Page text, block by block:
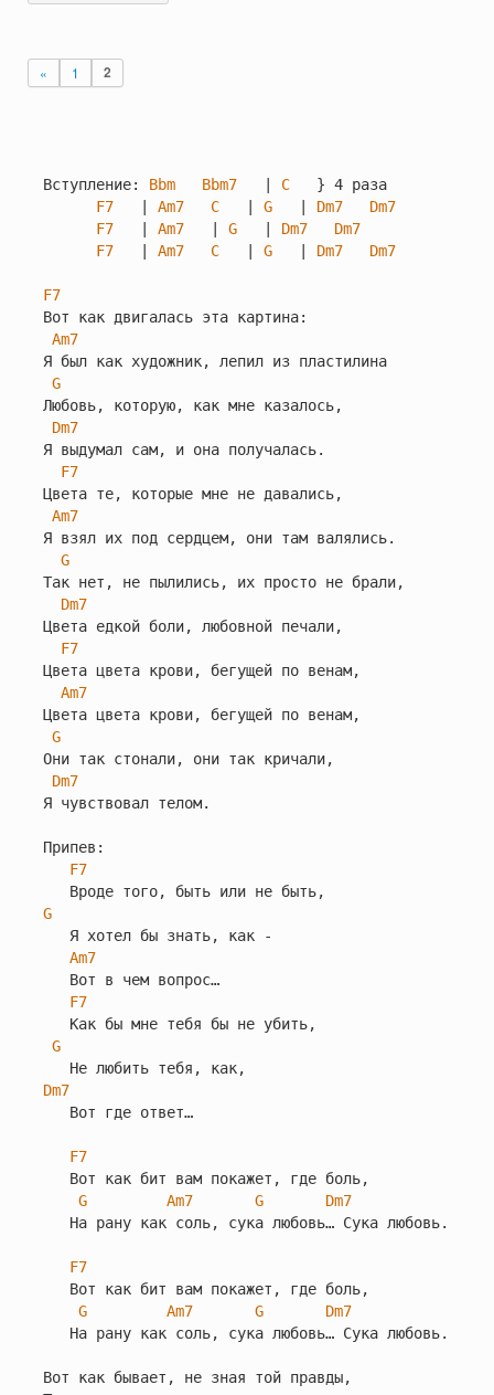
« 1 2
Вступление: Bbm Bbm7 C } 4 раза
F7
Am7 C G Dm7
Dm7
F7
Am7 G Dm7
Dm7
F7
Am7 C G Dm7 Dm7
F7
Вот как двигалась эта картина:
Am7
Я был как художник, лепил из пластилина
G
Любовь, которую, как мне казалось,
Dm7
Я выдумал сам, и она получалась.
F7
Цвета те, которые мне не давались,
Am7
Я взял их под сердцем, они там валялись.
G
Так нет, не пылились, их просто не брали,
Dm7
Цвета едкой боли, любовной печали,
F7
Цвета цвета крови, бегущей по венам,
Am7
Цвета цвета крови, бегущей по венам,
G
Они так стонали, они так кричали,
Dm7
Я чувствовал телом.
Припев:
F7
G
   Я хотел бы знать, как -
Am7
   Вот в чем вопрос…
F7
   Как бы мне тебя бы не убить,
G
Dm7
   Вот где ответ…
F7
   Вот как бит вам покажет, где боль,
G
Am7 G
Dm7
   На рану как соль, сука любовь… Сука любовь.
F7
   Вот как бит вам покажет, где боль,
G
Am7 G
Dm7
   На рану как соль, сука любовь… Сука любовь.
Вот как бывает, не зная той правды,